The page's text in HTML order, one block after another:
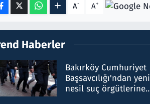
A- A+
Haberler
Bakırköy Cumhuriyet
Başsavcılığı'ndan yeni
nesil suç örgütlerine